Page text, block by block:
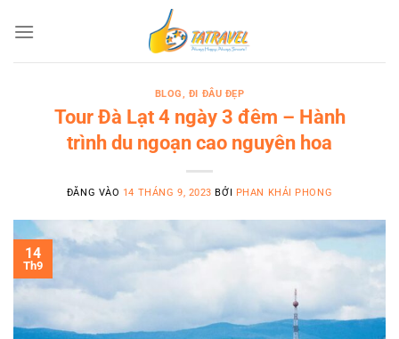
qua
BLOG, ĐI ĐÂU ĐẸP
Tour Đà Lạt 4 ngày 3 đêm – Hành
trình du ngoạn cao nguyên hoa
ĐĂNG VÀO 14 THÁNG 9, 2023 BỞI PHAN KHẢI PHONG
14
Th9